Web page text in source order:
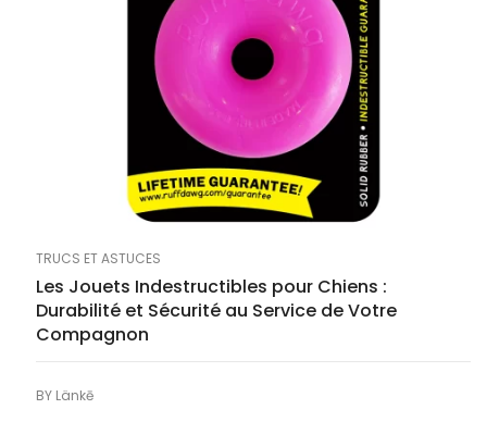
TRUCS ET ASTUCES
Les Jouets Indestructibles pour Chiens :
Durabilité et Sécurité au Service de Votre
Compagnon
BY Länkē